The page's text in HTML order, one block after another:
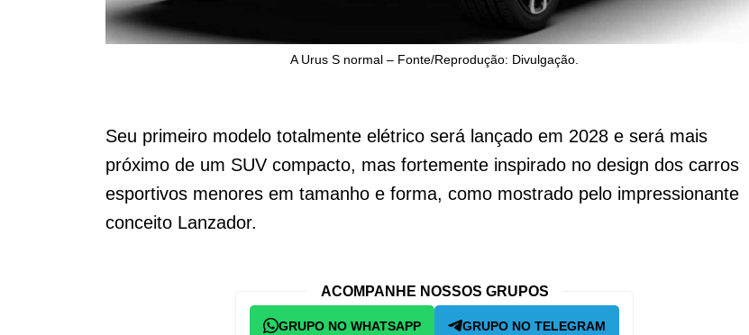
A Urus S normal – Fonte/Reprodução: Divulgação.
Seu primeiro modelo totalmente elétrico será lançado em 2028 e será mais
próximo de um SUV compacto, mas fortemente inspirado no design dos carros
esportivos menores em tamanho e forma, como mostrado pelo impressionante
conceito Lanzador.
ACOMPANHE NOSSOS GRUPOS
GRUPO NO WHATSAPP GRUPO NO TELEGRAM